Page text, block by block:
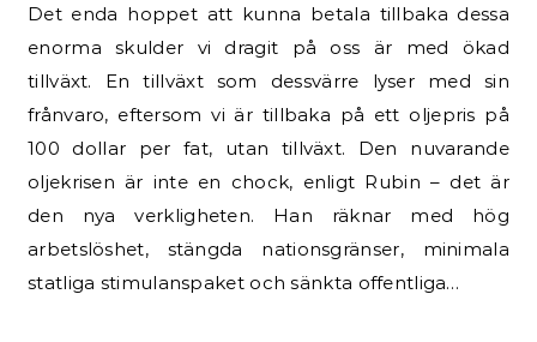
Det enda hoppet att kunna betala tillbaka dessa
enorma skulder vi dragit på oss är med ökad
tillväxt. En tillväxt som dessvärre lyser med sin
frånvaro, eftersom vi är tillbaka på ett oljepris på
100 dollar per fat, utan tillväxt. Den nuvarande
oljekrisen är inte en chock, enligt Rubin – det är
den nya verkligheten. Han räknar med hög
arbetslöshet, stängda nationsgränser, minimala
statliga stimulanspaket och sänkta offentliga…